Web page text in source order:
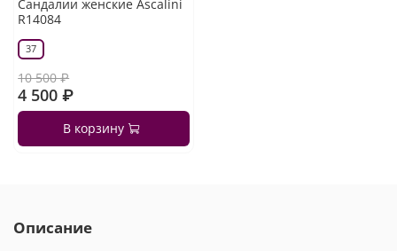
Сандалии женские Ascalini
R14084
37
10 500 ₽
4 500 ₽
В корзину
Описание